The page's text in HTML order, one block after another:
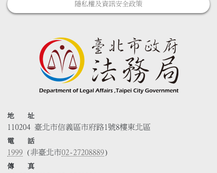
隱私權及資訊安全政策
地 址
110204 臺北市信義區市府路1號8樓東北區
電 話
1999 (非臺北市02-27208889)
傳 真